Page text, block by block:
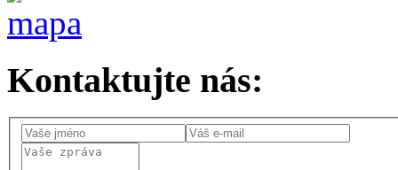
Kontaktujte nás: